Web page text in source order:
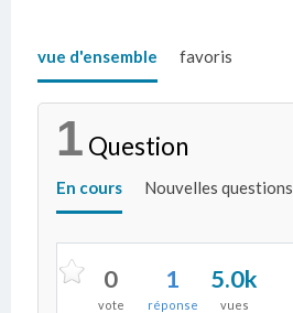
vue d'ensemble favoris
1 Question
En cours Nouvelles questions
0
vote
1
réponse
5.0k
vues